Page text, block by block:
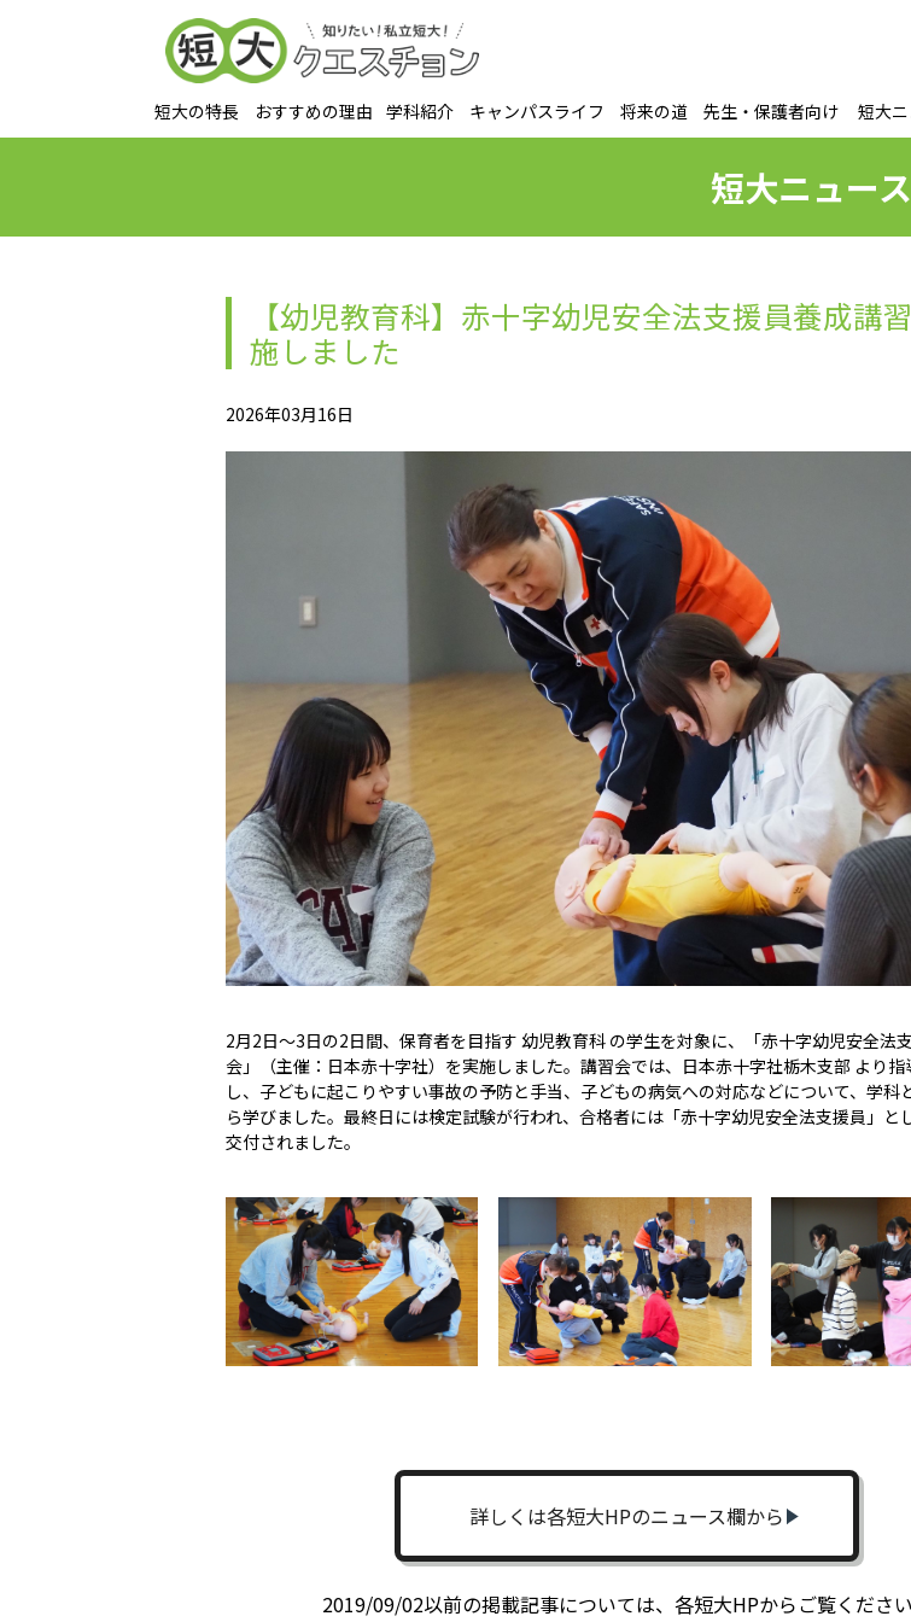
短大の特長 おすすめの理由 学科紹介 キャンパスライフ 将来の道 先生・保護者向け 短大
短大ニュース
【幼児教育科】赤十字幼児安全法支援員養成講
施しました
2026年03月16日
2月2日～3日の2日間、保育者を目指す 幼児教育科 の学生を対象に、「赤十字幼児安全法
会」（主催：日本赤十字社）を実施しました。講習会では、日本赤十字社栃木支部 より指
し、子どもに起こりやすい事故の予防と手当、子どもの病気への対応などについて、学科
ら学びました。最終日には検定試験が行われ、合格者には「赤十字幼児安全法支援員」と
交付されました。
詳しくは各短大HPのニュース欄から
2019/09/02以前の掲載記事については、各短大HPからご覧ください